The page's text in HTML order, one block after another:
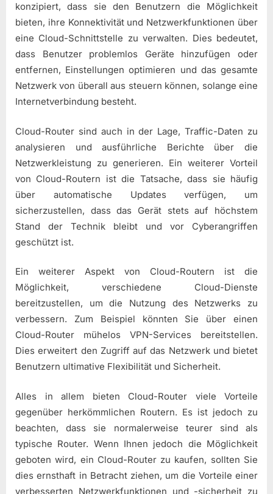
konzipiert, dass sie den Benutzern die Möglichkeit
bieten, ihre Konnektivität und Netzwerkfunktionen über
eine Cloud-Schnittstelle zu verwalten. Dies bedeutet,
dass Benutzer problemlos Geräte hinzufügen oder
entfernen, Einstellungen optimieren und das gesamte
Netzwerk von überall aus steuern können, solange eine
Internetverbindung besteht.
Cloud-Router sind auch in der Lage, Traffic-Daten zu
analysieren und ausführliche Berichte über die
Netzwerkleistung zu generieren. Ein weiterer Vorteil
von Cloud-Routern ist die Tatsache, dass sie häufig
über automatische Updates verfügen, um
sicherzustellen, dass das Gerät stets auf höchstem
Stand der Technik bleibt und vor Cyberangriffen
geschützt ist.
Ein weiterer Aspekt von Cloud-Routern ist die
Möglichkeit, verschiedene Cloud-Dienste
bereitzustellen, um die Nutzung des Netzwerks zu
verbessern. Zum Beispiel könnten Sie über einen
Cloud-Router mühelos VPN-Services bereitstellen.
Dies erweitert den Zugriff auf das Netzwerk und bietet
Benutzern ultimative Flexibilität und Sicherheit.
Alles in allem bieten Cloud-Router viele Vorteile
gegenüber herkömmlichen Routern. Es ist jedoch zu
beachten, dass sie normalerweise teurer sind als
typische Router. Wenn Ihnen jedoch die Möglichkeit
geboten wird, ein Cloud-Router zu kaufen, sollten Sie
dies ernsthaft in Betracht ziehen, um die Vorteile einer
verbesserten Netzwerkfunktionen und -sicherheit zu